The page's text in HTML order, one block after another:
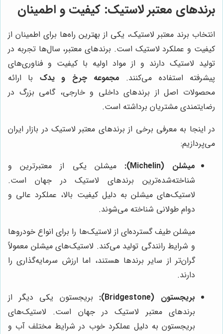
برندهای معتبر لاستیک: کیفیت و اطمینان
انتخاب برند معتبر لاستیک، یکی از بهترین راه‌ها برای اطمینان از
کیفیت و عملکرد لاستیک است. برندهای معتبر، سال‌ها تجربه در
تولید لاستیک دارند و از مواد اولیه با کیفیت و فناوری‌های
پیشرفته استفاده می‌کنند. مجموعه چرخ و یدک با ارائه
محصولات اصل از برندهای داخلی و خارجی، گامی بزرگ در
رضایتمندی مشتریان برداشته است.
در اینجا به معرفی برخی از برندهای معتبر لاستیک در بازار ایران
می‌پردازیم:
میشلن (Michelin):
میشلن یکی از معتبرترین و
شناخته‌شده‌ترین برندهای لاستیک در جهان است.
لاستیک‌های میشلن به دلیل کیفیت بالا، عملکرد عالی و
دوام طولانی شناخته می‌شوند.
میشلن طیف گسترده‌ای از لاستیک‌ها را برای انواع خودروها
و شرایط رانندگی تولید می‌کند. لاستیک‌های میشلن معمولاً
گران‌تر از سایر برندها هستند، اما ارزش سرمایه‌گذاری را
دارند.
بریجستون (Bridgestone):
بریجستون یکی دیگر از
برندهای معتبر لاستیک در جهان است. لاستیک‌های
بریجستون به دلیل عملکرد خوب در شرایط مختلف آب و